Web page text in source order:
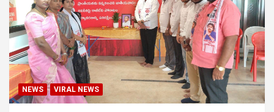
NEWS VIRAL NEWS